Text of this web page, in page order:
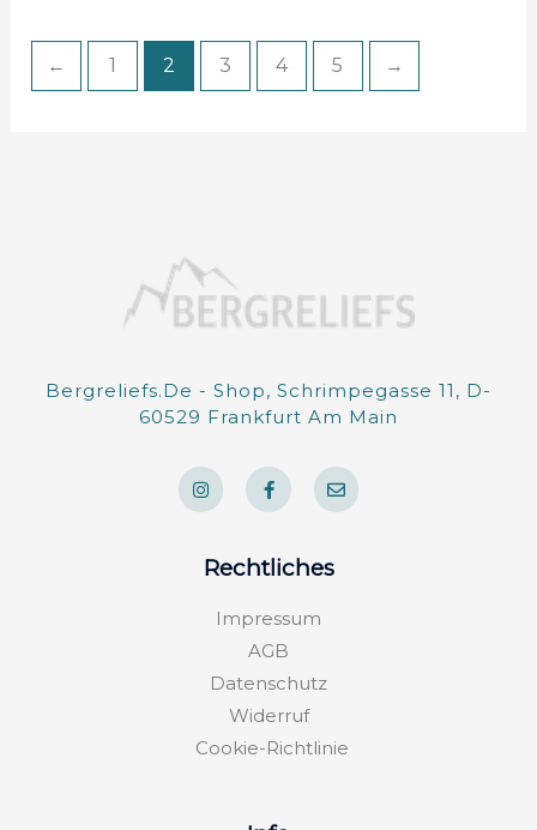
← 1 2 3 4 5 →
Bergreliefs.de - Shop, Schrimpegasse 11, D-
60529 Frankfurt Am Main
I
n
s
t
r
F
a
c
e
o
o
f
E
n
v
e
Rechtliches
Impressum
AGB
Datenschutz
Widerruf
Cookie-Richtlinie